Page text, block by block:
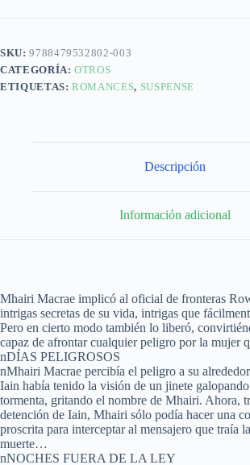
SKU:9788479532802-003
CATEGORÍA:OTROS
ETIQUETAS:ROMANCES, SUSPENSE
Descripción
Información adicional
Mhairi Macrae implicó al oficial de fronteras
intrigas secretas de su vida, intrigas que
Pero en cierto modo también lo liberó,
capaz de afrontar cualquier peligro por la mujer
nDÍAS PELIGROSOS
nMhairi Macrae percibía el peligro a su
Iain había tenido la visión de un jinete
tormenta, gritando el nombre de Mhairi. Ahora,
detención de Iain, Mhairi sólo podía hacer una
proscrita para interceptar al mensajero que traía
muerte…
nNOCHES FUERA DE LA LEY